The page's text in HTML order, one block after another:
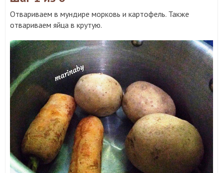
Отвариваем в мундире морковь и картофель. Также
отвариваем яйца в крутую.